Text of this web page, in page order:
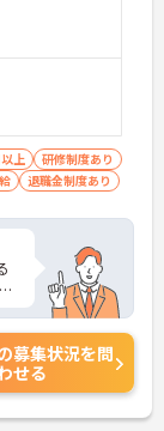
上
研修制度あり
退職金制度あり
募集状況を問
せる